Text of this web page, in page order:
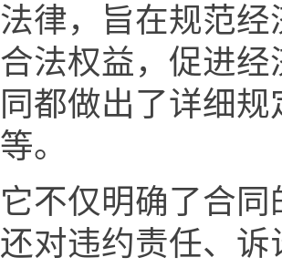
法律，旨在规范
合法权益，促进
同都做出了详细
等。
它不仅明确了合
还对违约责任、